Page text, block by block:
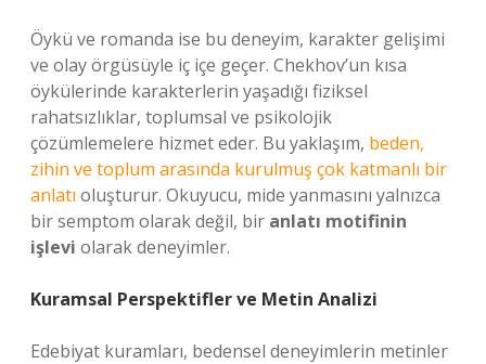
Öykü ve romanda ise bu deneyim, karakter gelişimi
ve olay örgüsüyle iç içe geçer. Chekhov’un kısa
öykülerinde karakterlerin yaşadığı fiziksel
rahatsızlıklar, toplumsal ve psikolojik
çözümlemelere hizmet eder. Bu yaklaşım, beden,
zihin ve toplum arasında kurulmuş çok katmanlı bir
anlatı oluşturur. Okuyucu, mide yanmasını yalnızca
bir semptom olarak değil, bir anlatı motifinin
işlevi olarak deneyimler.
Kuramsal Perspektifler ve Metin Analizi
Edebiyat kuramları, bedensel deneyimlerin metinler